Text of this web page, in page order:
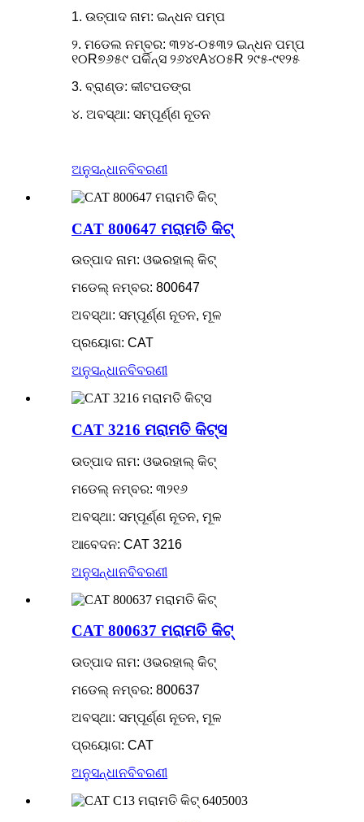
1. ଉତ୍ପାଦ ନାମ: ଇନ୍ଧନ ପମ୍ପ
୨. ମଡେଲ ନମ୍ବର: ୩୨୪-୦୫୩୨ ଇନ୍ଧନ ପମ୍ପ
୧୦R୭୬୫୯ ପର୍କିନ୍ସ ୨୬୪୧A୪୦୫R ୨୯୫-୯୧୨୫
3. ବ୍ରାଣ୍ଡ: କୀଟପତଙ୍ଗ
୪. ଅବସ୍ଥା: ସମ୍ପୂର୍ଣ୍ଣ ନୂତନ
ଅନୁସନ୍ଧାନବିବରଣୀ
CAT 800647 ମରାମତି କିଟ୍
ଉତ୍ପାଦ ନାମ: ଓଭରହାଲ୍ କିଟ୍
ମଡେଲ୍ ନମ୍ବର: 800647
ଅବସ୍ଥା: ସମ୍ପୂର୍ଣ୍ଣ ନୂତନ, ମୂଳ
ପ୍ରୟୋଗ: CAT
ଅନୁସନ୍ଧାନବିବରଣୀ
CAT 3216 ମରାମତି କିଟ୍ସ
ଉତ୍ପାଦ ନାମ: ଓଭରହାଲ୍ କିଟ୍
ମଡେଲ୍ ନମ୍ବର: ୩୨୧୬
ଅବସ୍ଥା: ସମ୍ପୂର୍ଣ୍ଣ ନୂତନ, ମୂଳ
ଆବେଦନ: CAT 3216
ଅନୁସନ୍ଧାନବିବରଣୀ
CAT 800637 ମରାମତି କିଟ୍
ଉତ୍ପାଦ ନାମ: ଓଭରହାଲ୍ କିଟ୍
ମଡେଲ୍ ନମ୍ବର: 800637
ଅବସ୍ଥା: ସମ୍ପୂର୍ଣ୍ଣ ନୂତନ, ମୂଳ
ପ୍ରୟୋଗ: CAT
ଅନୁସନ୍ଧାନବିବରଣୀ